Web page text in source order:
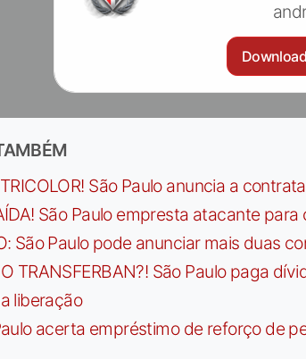
Download
São Paulo anuncia a
São Paulo empresta atacante para
São Paulo pode anunciar mais duas
TRANSFERBAN?! São Paulo paga
liberação
acerta empréstimo de reforço de